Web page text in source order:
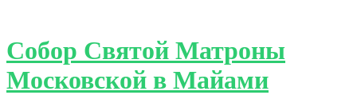
Собор Святой Матроны
Московской в Майами